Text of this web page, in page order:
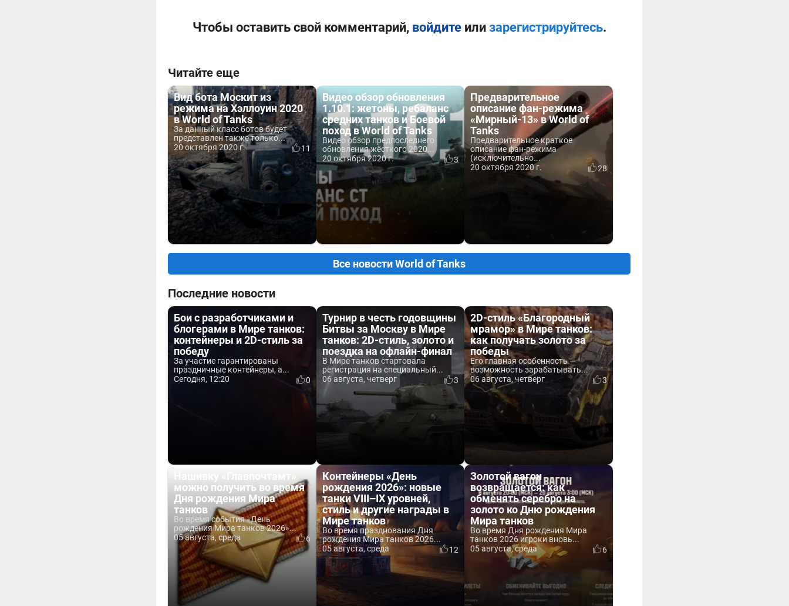
Чтобы оставить свой комментарий, войдитеили зарегистрируйтесь.
Читайте еще
Вид бота Москит из
режима на Хэллоуин 2020
в World of Tanks
За данный класс ботов будет
представлен также только...
20 октября 2020 г.
11
Видео обзор обновления
1.10.1: жетоны, ребаланс
средних танков и Боевой
поход в World of Tanks
Видео обзор предпоследнего
обновления жёсткого 2020...
20 октября 2020 г.
3
Предварительное
описание фан-режима
«Мирный-13» в World of
Tanks
Предварительное краткое
описание фан-режима
(исключительно...
20 октября 2020 г.
28
Все новости World of Tanks
Последние новости
Бои с разработчиками и
блогерами в Мире танков:
контейнеры и 2D-стиль за
победу
За участие гарантированы
праздничные контейнеры, а...
Сегодня, 12:20
0
Турнир в честь годовщины
Битвы за Москву в Мире
танков: 2D-стиль, золото и
поездка на офлайн-финал
В Мире танков стартовала
регистрация на специальный...
06 августа, четверг
3
2D-стиль «Благородный
мрамор» в Мире танков:
как получать золото за
победы
Его главная особенность —
возможность зарабатывать...
06 августа, четверг
3
Нашивку «Главпочтамт»
можно получить во время
Дня рождения Мира
танков
Во время события «День
рождения Мира танков 2026»...
05 августа, среда
6
Контейнеры «День
рождения 2026»: новые
танки VIII–IX уровней,
стиль и другие награды в
Мире танков
Во время празднования Дня
рождения Мира танков 2026...
05 августа, среда
12
Золотой вагон
возвращается: как
обменять серебро на
золото ко Дню рождения
Мира танков
Во время Дня рождения Мира
танков 2026 игроки вновь...
05 августа, среда
6